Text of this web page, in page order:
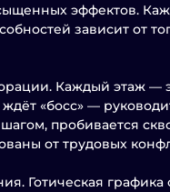
эффектов.
зависит от
Каждый этаж —
«босс» —
пробивается
от трудовых
Готическая